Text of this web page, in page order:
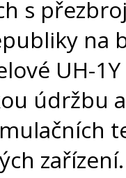
s
na
UH-
údržbu